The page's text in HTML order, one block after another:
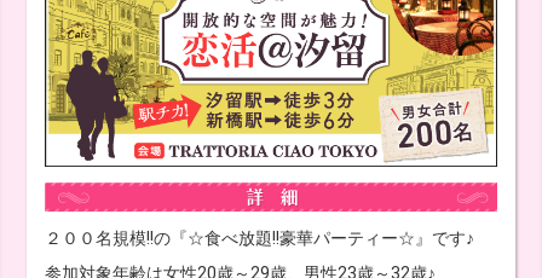
２００名規模!!の『☆食べ放題!!豪華パーティー☆』です♪
参加対象年齢は女性20歳～29歳、男性23歳～32歳♪